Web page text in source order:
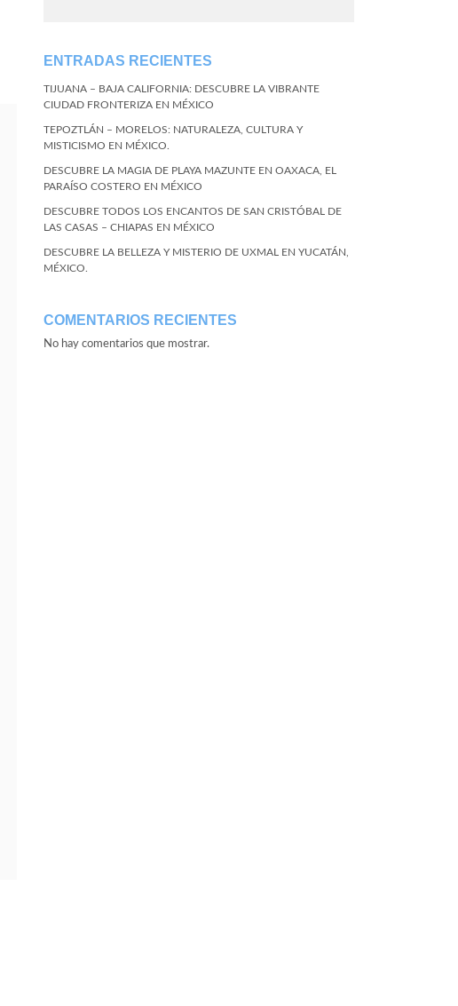
ENTRADAS RECIENTES
TIJUANA – BAJA CALIFORNIA: DESCUBRE LA VIBRANTE
CIUDAD FRONTERIZA EN MÉXICO
TEPOZTLÁN – MORELOS: NATURALEZA, CULTURA Y
MISTICISMO EN MÉXICO.
DESCUBRE LA MAGIA DE PLAYA MAZUNTE EN OAXACA, EL
PARAÍSO COSTERO EN MÉXICO
DESCUBRE TODOS LOS ENCANTOS DE SAN CRISTÓBAL DE
LAS CASAS – CHIAPAS EN MÉXICO
DESCUBRE LA BELLEZA Y MISTERIO DE UXMAL EN YUCATÁN,
MÉXICO.
COMENTARIOS RECIENTES
No hay comentarios que mostrar.